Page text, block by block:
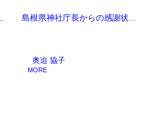
島根県神社庁長からの感謝状...
奥迫 協子
MORE